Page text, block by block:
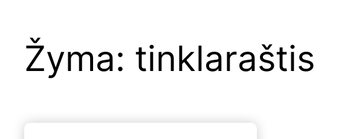
Žyma: tinklaraštis